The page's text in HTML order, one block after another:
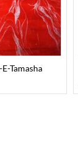
Tamasha